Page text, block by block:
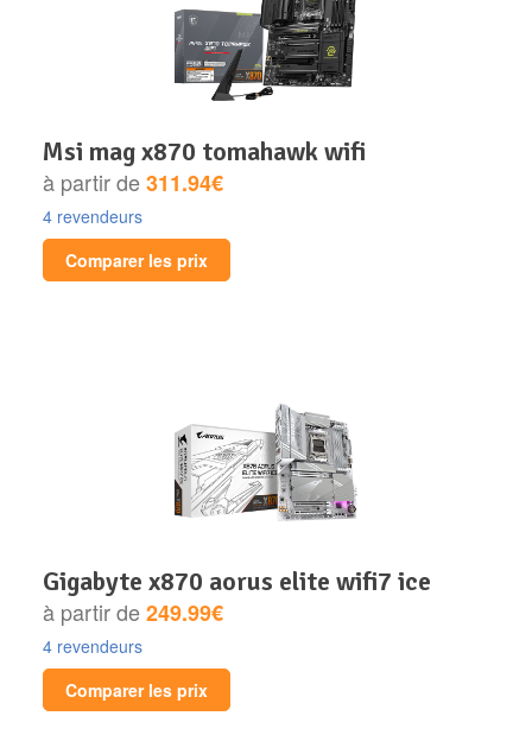
msi mag x870 tomahawk wifi
à partir de311.94€
4 revendeurs
Comparer les prix
gigabyte x870 aorus elite wifi7 ice
à partir de249.99€
4 revendeurs
Comparer les prix